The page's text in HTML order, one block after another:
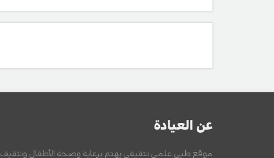
عن العيادة
موقع طبي علمي تثقيفي يهتم برعاية وصحة الأطفال وتثقيف